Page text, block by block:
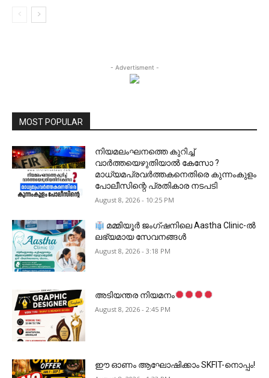
- Advertisment -
MOST POPULAR
നിയമലംഘനത്തെ കുറിച്ച്
വാർത്തയെഴുതിയാൽ കേസോ ?
മാധ്യമപ്രവർത്തകനെതിരെ കുന്നംകുളം
പോലീസിന്റെ പ്രതികാര നടപടി
August 8, 2026 - 10:25 PM
മമ്മിയൂർ ജംഗ്ഷനിലെ Aastha Clinic-ൽ
ലഭ്യമായ സേവനങ്ങൾ
August 8, 2026 - 3:18 PM
അടിയന്തര നിയമനം
August 8, 2026 - 2:45 PM
ഈ ഓണം ആഘോഷിക്കാം SKFIT-നൊപ്പം!